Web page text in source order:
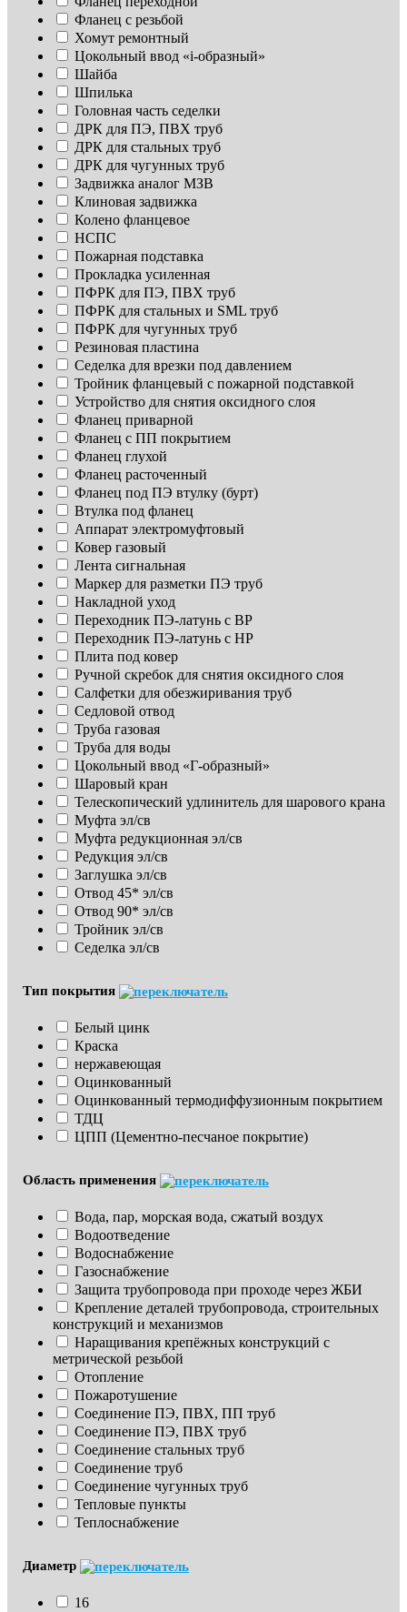
Фланец с резьбой
Хомут ремонтный
Цокольный ввод «i-образный»
Шайба
Шпилька
Головная часть седелки
ДРК для ПЭ, ПВХ труб
ДРК для стальных труб
ДРК для чугунных труб
Задвижка аналог МЗВ
Клиновая задвижка
Колено фланцевое
НСПС
Пожарная подставка
Прокладка усиленная
ПФРК для ПЭ, ПВХ труб
ПФРК для стальных и SML труб
ПФРК для чугунных труб
Резиновая пластина
Седелка для врезки под давлением
Тройник фланцевый с пожарной подставкой
Устройство для снятия оксидного слоя
Фланец приварной
Фланец с ПП покрытием
Фланец глухой
Фланец расточенный
Фланец под ПЭ втулку (бурт)
Втулка под фланец
Аппарат электромуфтовый
Ковер газовый
Лента сигнальная
Маркер для разметки ПЭ труб
Накладной уход
Переходник ПЭ-латунь с ВР
Переходник ПЭ-латунь с НР
Плита под ковер
Ручной скребок для снятия оксидного слоя
Салфетки для обезжиривания труб
Седловой отвод
Труба газовая
Труба для воды
Цокольный ввод «Г-образный»
Шаровый кран
Телескопический удлинитель для шарового крана
Муфта эл/св
Муфта редукционная эл/св
Редукция эл/св
Заглушка эл/св
Отвод 45* эл/св
Отвод 90* эл/св
Тройник эл/св
Седелка эл/св
Тип покрытия
Белый цинк
Краска
нержавеющая
Оцинкованный
Оцинкованный термодиффузионным покрытием
ТДЦ
ЦПП (Цементно-песчаное покрытие)
Область применения
Вода, пар, морская вода, сжатый воздух
Водоотведение
Водоснабжение
Газоснабжение
Защита трубопровода при проходе через ЖБИ
Крепление деталей трубопровода, строительных
конструкций и механизмов
Наращивания крепёжных конструкций с
метрической резьбой
Отопление
Пожаротушение
Соединение ПЭ, ПВХ, ПП труб
Соединение ПЭ, ПВХ труб
Соединение стальных труб
Соединение труб
Соединение чугунных труб
Тепловые пункты
Теплоснабжение
Диаметр
16